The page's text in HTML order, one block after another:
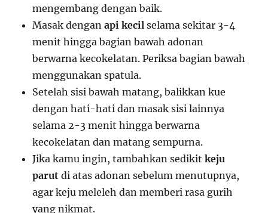
mengembang dengan baik.
Masak denganapi kecil selama sekitar 3-4
menit hingga bagian bawah adonan
berwarna kecokelatan. Periksa bagian bawah
menggunakan spatula.
Setelah sisi bawah matang, balikkan kue
dengan hati-hati dan masak sisi lainnya
selama 2-3 menit hingga berwarna
kecokelatan dan matang sempurna.
Jika kamu ingin, tambahkan sedikitkeju
parut di atas adonan sebelum menutupnya,
agar keju meleleh dan memberi rasa gurih
yang nikmat.